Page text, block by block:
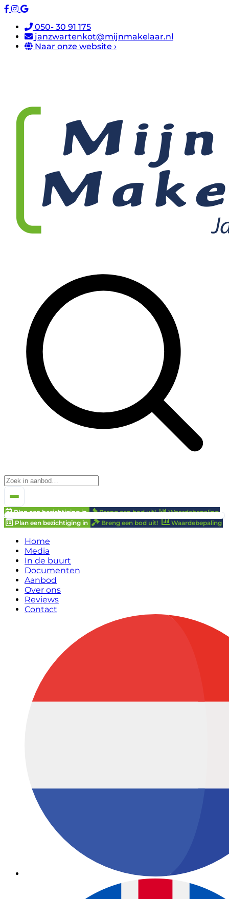
050- 30 91 175
janzwartenkot@mijnmakelaar.nl
Naar onze website ›
Plan een bezichtiging in Breng een bod uit!
Waardebepaling
Plan een bezichtiging in
Breng een bod uit! Waardebepaling
Home
Media
In de buurt
Documenten
Aanbod
Over ons
Reviews
Contact